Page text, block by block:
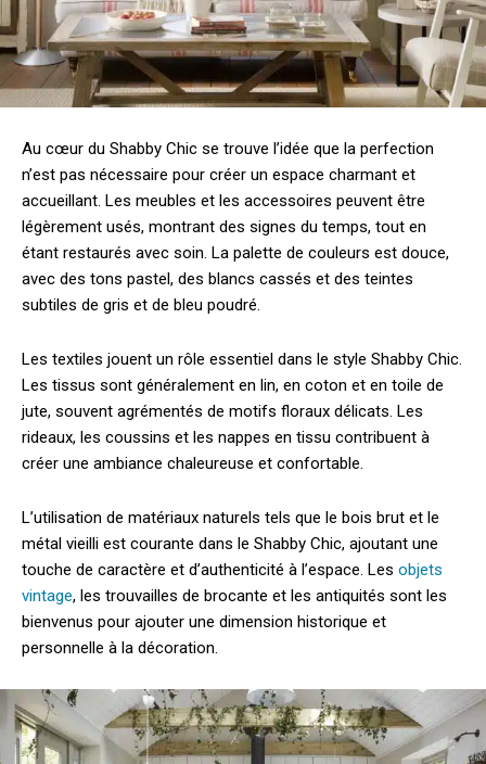
Au cœur du Shabby Chic se trouve l’idée que la perfection
n’est pas nécessaire pour créer un espace charmant et
accueillant. Les meubles et les accessoires peuvent être
légèrement usés, montrant des signes du temps, tout en
étant restaurés avec soin. La palette de couleurs est douce,
avec des tons pastel, des blancs cassés et des teintes
subtiles de gris et de bleu poudré.
Les textiles jouent un rôle essentiel dans le style Shabby Chic.
Les tissus sont généralement en lin, en coton et en toile de
jute, souvent agrémentés de motifs floraux délicats. Les
rideaux, les coussins et les nappes en tissu contribuent à
créer une ambiance chaleureuse et confortable.
L’utilisation de matériaux naturels tels que le bois brut et le
métal vieilli est courante dans le Shabby Chic, ajoutant une
touche de caractère et d’authenticité à l’espace. Les objets
vintage, les trouvailles de brocante et les antiquités sont les
bienvenus pour ajouter une dimension historique et
personnelle à la décoration.